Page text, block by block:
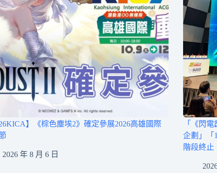
】《棕色塵埃2》確定參展2026高雄國際
2026 年 8 月 6 日
「《閃
企劃」「
階段終止